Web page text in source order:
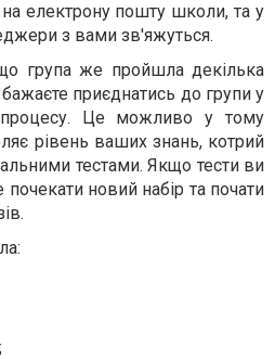
електрону пошту школи, та у
з вами зв'яжуться.
що група же пройшла декілька
приєднатись до групи у
процесу. Це можливо у тому
рівень ваших знань, котрий
тестами. Якщо тести ви
новий набір та почати